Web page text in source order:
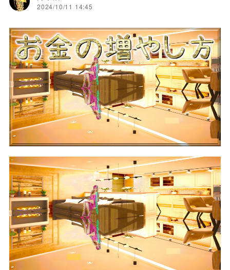
2024/10/11 14:45